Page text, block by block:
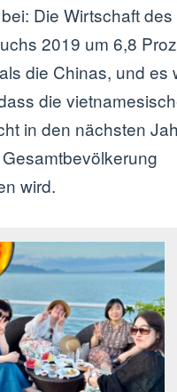
Die Wirtschaft des
2019 um 6,8
die Chinas, und es
die
in den nächsten
wird.